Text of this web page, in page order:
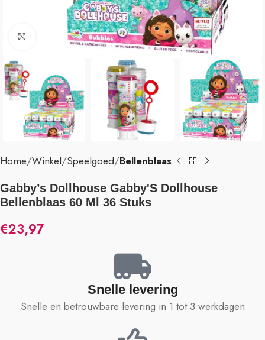
Klik om te vergroten
Home Winkel Speelgoed Bellenblaas
Gabby’s Dollhouse Gabby'S Dollhouse
Bellenblaas 60 Ml 36 Stuks
€23,97
Snelle levering
Snelle en betrouwbare levering in 1 tot 3 werkdagen